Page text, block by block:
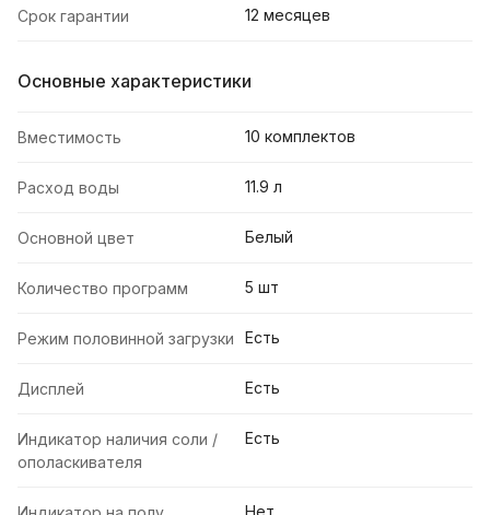
Срок гарантии 12 месяцев
Основные характеристики
Вместимость 10 комплектов
Расход воды 11.9 л
Основной цвет Белый
Количество программ 5 шт
Режим половинной загрузки Есть
Дисплей Есть
Индикатор наличия соли /
ополаскивателя
Есть